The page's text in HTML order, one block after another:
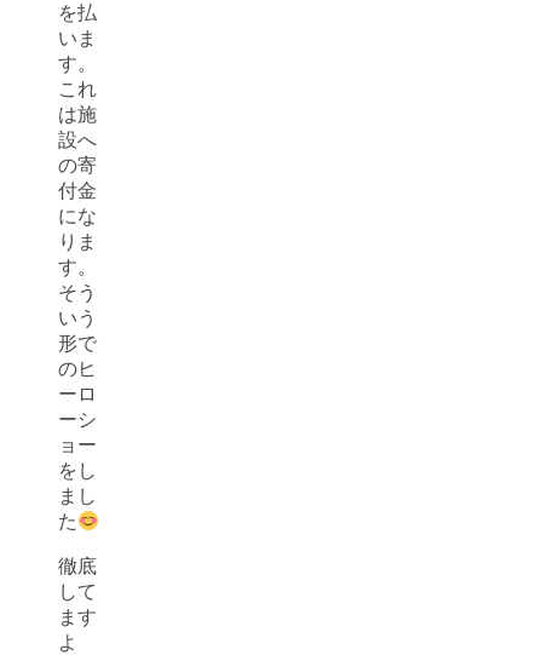
を払
いま
す。
これ
は施
設へ
の寄
付金
にな
りま
す。
そう
いう
形で
のヒ
ーロ
ーシ
ョー
をし
まし
た
徹底
して
ます
よ